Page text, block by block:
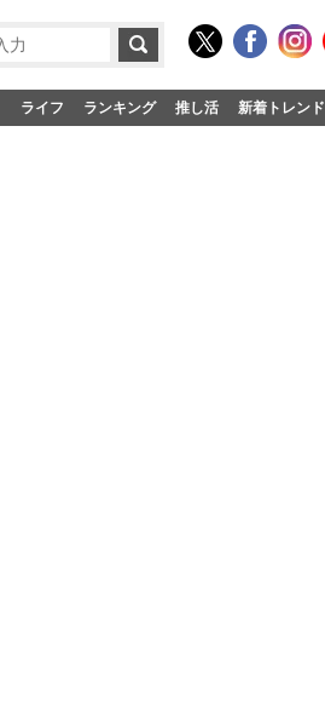
ライフ ランキング 推し活 新着トレンド